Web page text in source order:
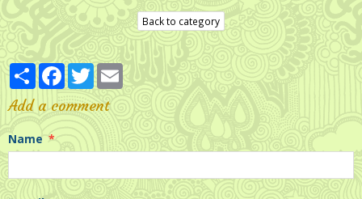
Back to category
PartagerFacebook
TwitterEmail
Add a comment
Name